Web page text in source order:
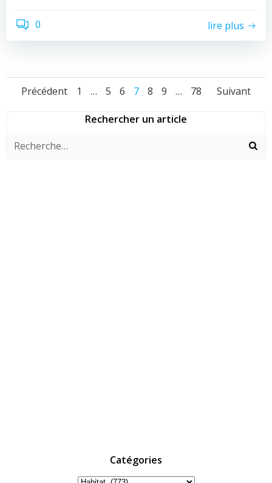
0 lire plus
Navigation
articles
Précédent
Navigation
des
Page
1 … Page
5 Page
6 Page
7 Page
8 Page
9 … Page
78 Suivant
Rechercher un article
Catégories